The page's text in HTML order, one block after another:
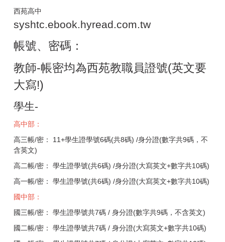
西苑高中
syshtc.ebook.hyread.com.tw
帳號、密碼：
教師-帳密均為西苑教職員證號(英文要
大寫!)
學生-
高中部：
高三帳/密： 11+學生證學號6碼(共8碼) /身分證(數字共9碼，不
含英文)
高二帳/密： 學生證學號(共6碼) /身分證(大寫英文+數字共10碼)
高一帳/密： 學生證學號(共6碼) /身分證(大寫英文+數字共10碼)
國中部：
國三帳/密： 學生證學號共7碼 / 身分證(數字共9碼，不含英文)
國二帳/密： 學生證學號共7碼 / 身分證(大寫英文+數字共10碼)